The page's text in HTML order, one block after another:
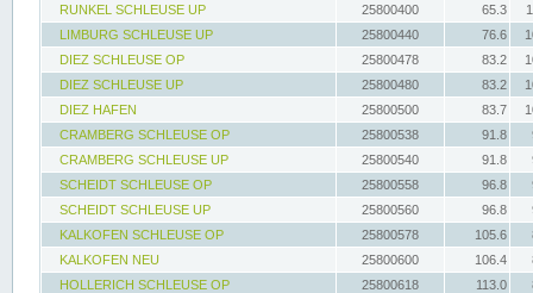
RUNKEL SCHLEUSE UP
25800400 65.3
LIMBURG SCHLEUSE UP
25800440 76.6
DIEZ SCHLEUSE OP
25800478 83.2
DIEZ SCHLEUSE UP
25800480 83.2
DIEZ HAFEN
25800500 83.7
CRAMBERG SCHLEUSE OP
25800538 91.8
CRAMBERG SCHLEUSE UP
25800540 91.8
SCHEIDT SCHLEUSE OP
25800558 96.8
SCHEIDT SCHLEUSE UP
25800560 96.8
KALKOFEN SCHLEUSE OP
25800578 105.6
KALKOFEN NEU
25800600 106.4
HOLLERICH SCHLEUSE OP
25800618 113.0